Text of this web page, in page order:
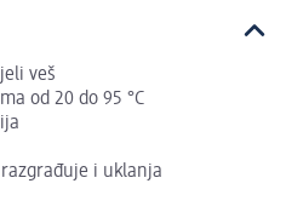
veš
od 20 do 95 °C
i uklanja